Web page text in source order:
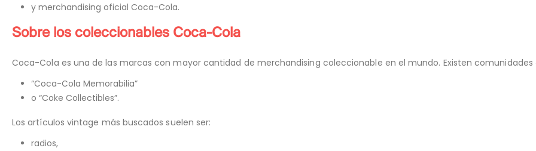
y merchandising oficial Coca-Cola.
Sobre los coleccionables Coca-Cola
Coca-Cola es una de las marcas con mayor cantidad de merchandising coleccionable en el mundo. Existen
“Coca-Cola Memorabilia”
o “Coke Collectibles”.
Los artículos vintage más buscados suelen ser:
radios,